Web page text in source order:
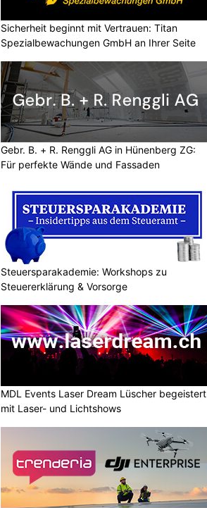
Sicherheit beginnt mit Vertrauen: Titan
Spezialbewachungen GmbH an Ihrer Seite
Gebr. B. + R. Renggli AG in Hünenberg ZG:
Für perfekte Wände und Fassaden
Steuersparakademie: Workshops zu
Steuererklärung & Vorsorge
MDL Events Laser Dream Lüscher begeistert
mit Laser- und Lichtshows